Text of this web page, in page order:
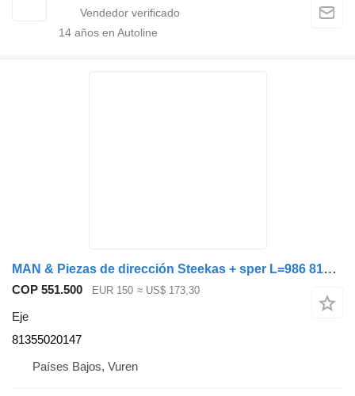
14 años en Autoline
MAN & Piezas de dirección Steekas + sper L=986 81355020147 eje para camión
COP 551.500 EUR 150 ≈ US$ 173,30
Eje
81355020147
Países Bajos, Vuren